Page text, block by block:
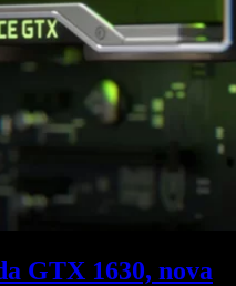
GTX 1630, nova